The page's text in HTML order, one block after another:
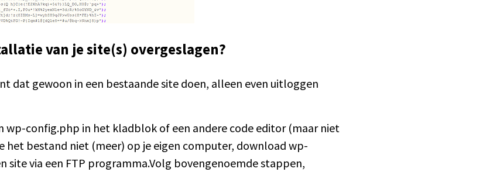
van je site(s) overgeslagen?
dat gewoon in een bestaande site doen, alleen even uitloggen
wp-config.php in het kladblok of een andere code editor (maar niet
het bestand niet (meer) op je eigen computer, download wp-
site via een FTP programma.Volg bovengenoemde stappen,